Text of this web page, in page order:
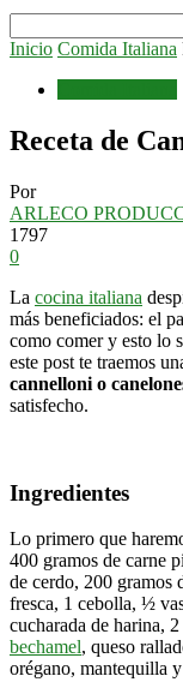
Inicio Comida Italiana
Receta de
Por
ARLECO
1797
0
La cocina italiana
más beneficiados: el
como comer y esto lo
este post te traemos
cannelloni o
satisfecho.
Ingredientes
Lo primero que
400 gramos de carne
de cerdo, 200 gramos
fresca, 1 cebolla, ½
cucharada de harina,
bechamel, queso
orégano, mantequilla